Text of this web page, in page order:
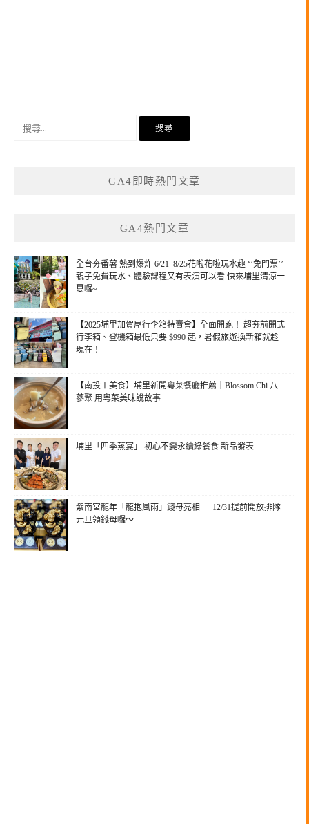
GA4即時熱門文章
GA4熱門文章
全台夯番薯 熱到爆炸 6/21–8/25花啦花啦玩水趣 ‘’免門票’’
親子免費玩水、體驗課程又有表演可以看 快來埔里清涼一
夏囉~
【2025埔里加賀屋行李箱特賣會】全面開跑！ 超夯前開式
行李箱、登機箱最低只要 $990 起，暑假旅遊換新箱就趁
現在！
【南投〡美食】埔里新開粵菜餐廳推薦｜Blossom Chi 八
蔘聚 用粵菜美味說故事
埔里「四季蒸宴」 初心不變永續綠餐食 新品發表
紫南宮龍年「龍抱風雨」錢母亮相 12/31提前開放排隊
元旦領錢母囉～